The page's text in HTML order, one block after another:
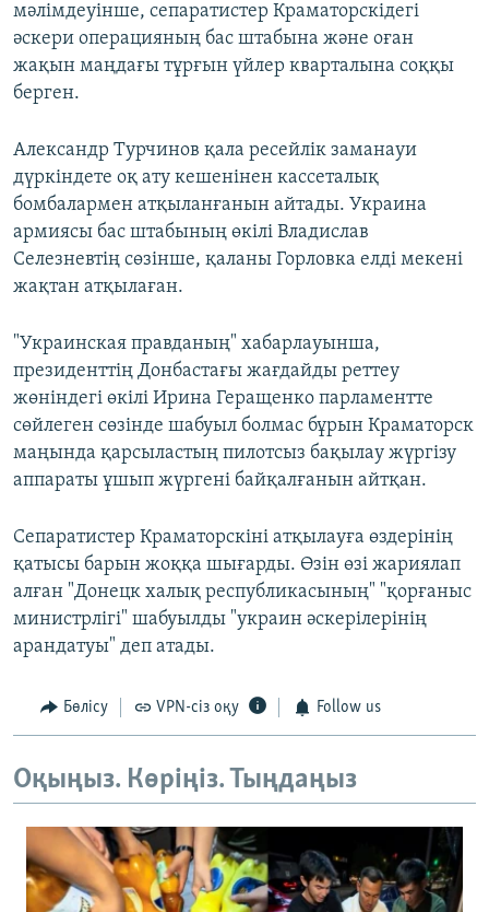
мәлімдеуінше, сепаратистер Краматорскідегі
әскери операцияның бас штабына және оған
жақын маңдағы тұрғын үйлер кварталына соққы
берген.
Александр Турчинов қала ресейлік заманауи
дүркіндете оқ ату кешенінен кассеталық
бомбалармен атқыланғанын айтады. Украина
армиясы бас штабының өкілі Владислав
Селезневтің сөзінше, қаланы Горловка елді мекені
жақтан атқылаған.
"Украинская правданың" хабарлауынша,
президенттің Донбастағы жағдайды реттеу
жөніндегі өкілі Ирина Геращенко парламентте
сөйлеген сөзінде шабуыл болмас бұрын Краматорск
маңында қарсыластың пилотсыз бақылау жүргізу
аппараты ұшып жүргені байқалғанын айтқан.
Сепаратистер Краматорскіні атқылауға өздерінің
қатысы барын жоққа шығарды. Өзін өзі жариялап
алған "Донецк халық республикасының" "қорғаныс
министрлігі" шабуылды "украин әскерілерінің
арандатуы" деп атады.
Бөлісу VPN-сіз оқу Follow us
Оқыңыз. Көріңіз. Тыңдаңыз